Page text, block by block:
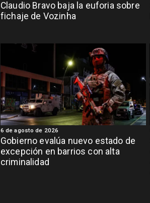
Claudio Bravo baja la euforia sobre
fichaje de Vozinha
Gobierno evalúa nuevo estado de
excepción en barrios con alta
criminalidad
6 de agosto de 2026